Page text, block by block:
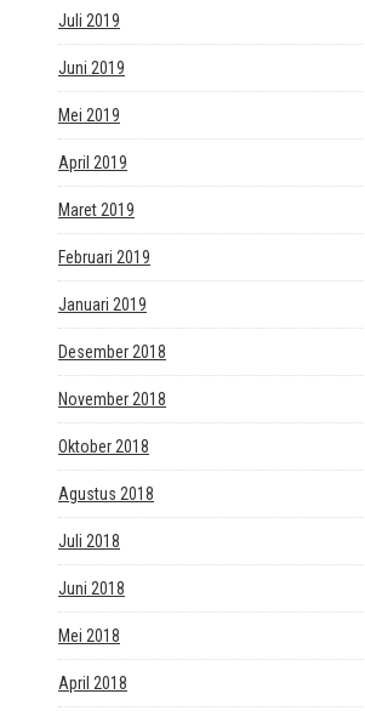
Juli 2019
Juni 2019
Mei 2019
April 2019
Maret 2019
Februari 2019
Januari 2019
Desember 2018
November 2018
Oktober 2018
Agustus 2018
Juli 2018
Juni 2018
Mei 2018
April 2018